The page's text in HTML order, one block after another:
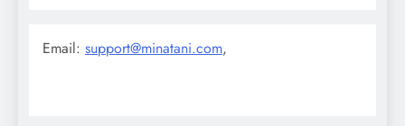
Email: support@minatani.com,